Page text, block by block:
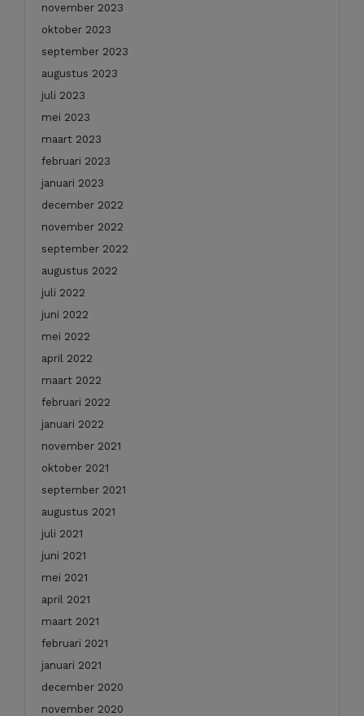
november 2023
oktober 2023
september 2023
augustus 2023
juli 2023
mei 2023
maart 2023
februari 2023
januari 2023
december 2022
november 2022
september 2022
augustus 2022
juli 2022
juni 2022
mei 2022
april 2022
maart 2022
februari 2022
januari 2022
november 2021
oktober 2021
september 2021
augustus 2021
juli 2021
juni 2021
mei 2021
april 2021
maart 2021
februari 2021
januari 2021
december 2020
november 2020